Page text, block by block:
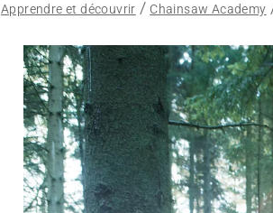
Apprendre et découvrir Chainsaw Academy